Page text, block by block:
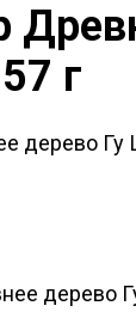
г
дерево Гу